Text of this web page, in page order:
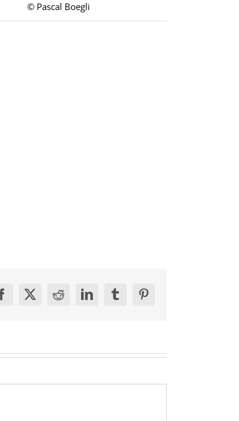
© Pascal Boegli
Facebook
X RedditLinkedInTumblrPinterest